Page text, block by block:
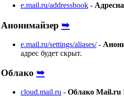
e.mail.ru/addressbook -
Анонимайзер ➥
e.mail.ru/settings/aliases/-
адрес будет скрыт.
Облако ➥
cloud.mail.ru - Облако Mail.ru